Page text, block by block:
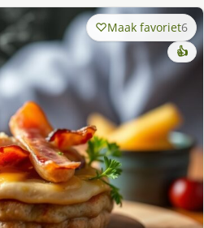
Maak favoriet6
👍